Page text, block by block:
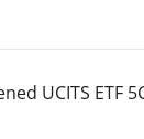
UCITS ETF